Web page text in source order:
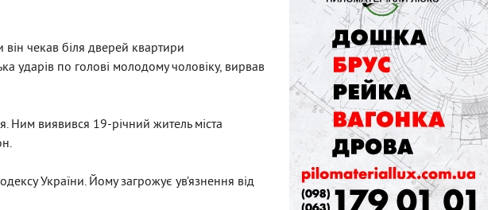
чекав біля дверей квартири
ударів по голові молодому чоловіку, вирвав
Ним виявився 19-річний житель міста
України. Йому загрожує ув’язнення від